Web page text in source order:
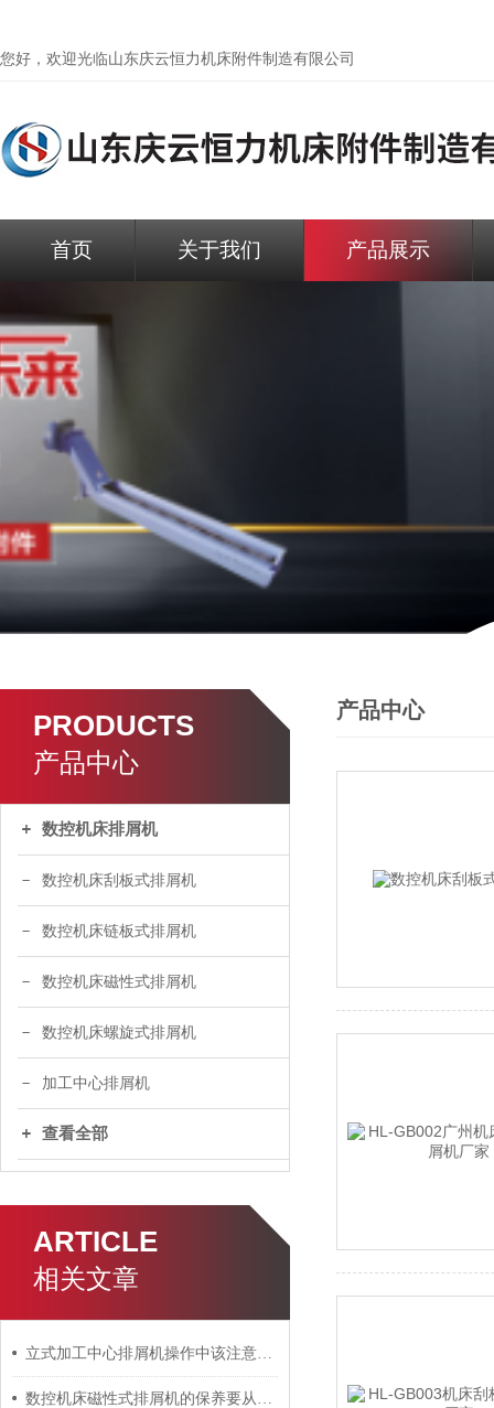
您好，欢迎光临山东庆云恒力机床附件制造有限公司
首页 关于我们 产品展示
PRODUCTS
产品中心
数控机床排屑机
数控机床刮板式排屑机
数控机床链板式排屑机
数控机床磁性式排屑机
数控机床螺旋式排屑机
加工中心排屑机
查看全部
ARTICLE
相关文章
立式加工中心排屑机操作中该注意哪些事项？
数控机床磁性式排屑机的保养要从哪几个方面进行呢？
产品中心